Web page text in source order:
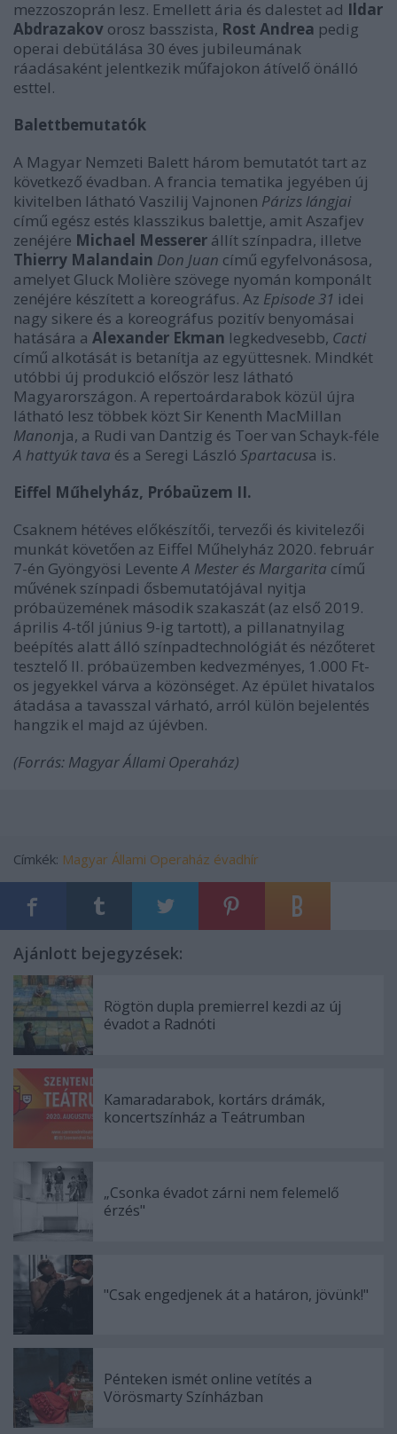
mezzoszoprán lesz. Emellett ária és dalestet ad Ildar
Abdrazakov orosz basszista, Rost Andrea pedig
operai debütálása 30 éves jubileumának
ráadásaként jelentkezik műfajokon átívelő önálló
esttel.
Balettbemutatók
A Magyar Nemzeti Balett három bemutatót tart az
következő évadban. A francia tematika jegyében új
kivitelben látható Vaszilij Vajnonen Párizs lángjai
című egész estés klasszikus balettje, amit Aszafjev
zenéjére Michael Messerer állít színpadra, illetve
Thierry Malandain Don Juan című egyfelvonásosa,
amelyet Gluck Molière szövege nyomán komponált
zenéjére készített a koreográfus. Az Episode 31 idei
nagy sikere és a koreográfus pozitív benyomásai
hatására a Alexander Ekman legkedvesebb, Cacti
című alkotását is betanítja az együttesnek. Mindkét
utóbbi új produkció először lesz látható
Magyarországon. A repertoárdarabok közül újra
látható lesz többek közt Sir Kenenth MacMillan
Manonja, a Rudi van Dantzig és Toer van Schayk-féle
A hattyúk tava és a Seregi László Spartacusa is.
Eiffel Műhelyház, Próbaüzem II.
Csaknem hétéves előkészítői, tervezői és kivitelezői
munkát követően az Eiffel Műhelyház 2020. február
7-én Gyöngyösi LeventeA Mester és Margarita című
művének színpadi ősbemutatójával nyitja
próbaüzemének második szakaszát (az első 2019.
április 4-től június 9-ig tartott), a pillanatnyilag
beépítés alatt álló színpadtechnológiát és nézőteret
tesztelő II. próbaüzemben kedvezményes, 1.000 Ft-
os jegyekkel várva a közönséget. Az épület hivatalos
átadása a tavasszal várható, arról külön bejelentés
hangzik el majd az újévben.
(Forrás: Magyar Állami Operaház)
Címkék: Magyar Állami Operaház évadhír
Ajánlott bejegyzések:
Rögtön dupla premierrel kezdi az új
évadot a Radnóti
Kamaradarabok, kortárs drámák,
koncertszínház a Teátrumban
„Csonka évadot zárni nem felemelő
érzés"
"Csak engedjenek át a határon, jövünk!"
Pénteken ismét online vetítés a
Vörösmarty Színházban